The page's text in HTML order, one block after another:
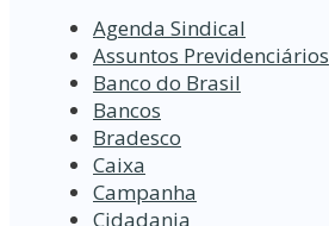
Agenda Sindical
Assuntos Previdenciários
Banco do Brasil
Bancos
Bradesco
Caixa
Campanha
Cidadania